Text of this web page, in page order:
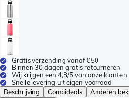
Gratis verzending vanaf €50
Binnen 30 dagen gratis retourneren
Wij krijgen een 4,8/5 van onze klanten
Snelle levering uit eigen voorraad
Beschrijving
Combideals Anderen